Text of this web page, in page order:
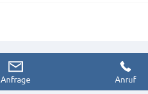
Anfrage Anruf